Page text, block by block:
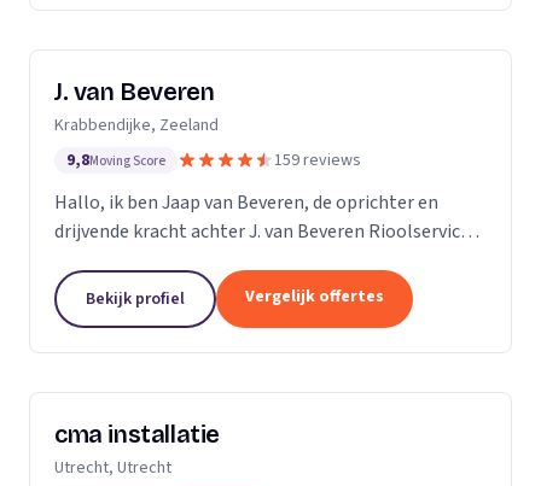
J. van Beveren
Krabbendijke, Zeeland
9,8Moving Score 159 reviews
Hallo, ik ben Jaap van Beveren, de oprichter en
drijvende kracht achter J. van Beveren Rioolservice.
ook een gepassioneerde piloot in mijn vrije tijd....
Bekijk profiel Vergelijk offertes
cma installatie
Utrecht, Utrecht